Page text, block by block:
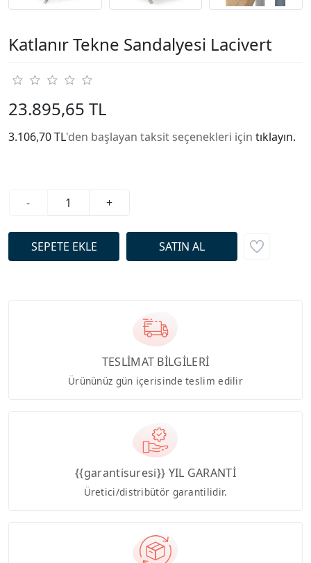
Katlanır Tekne Sandalyesi Lacivert
23.895,65 TL
3.106,70 TL'den başlayan taksit seçenekleri için tıklayın.
- +
TESLİMAT BİLGİLERİ
Ürününüz gün içerisinde teslim edilir
{{garantisuresi}} YIL GARANTİ
Üretici/distribütör garantilidir.